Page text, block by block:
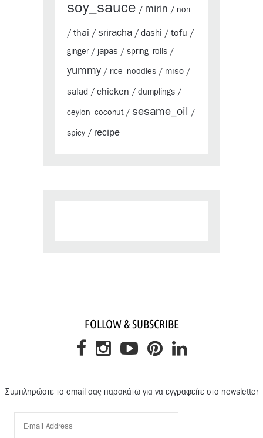
soy_sauce / mirin / nori
/ thai / sriracha / dashi / tofu /
ginger/ japas / spring_rolls /
yummy / rice_noodles / miso /
salad / chicken / dumplings /
ceylon_coconut/ sesame_oil /
spicy / recipe
FOLLOW & SUBSCRIBE
Συμπληρώστε το email σας παρακάτω για να εγγραφείτε στο newsletter